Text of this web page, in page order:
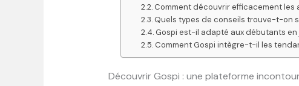
Comment découvrir efficacement les
Quels types de conseils trouve-t-on
Gospi est-il adapté aux débutants
Comment Gospi intègre-t-il les
Découvrir Gospi : une plateforme